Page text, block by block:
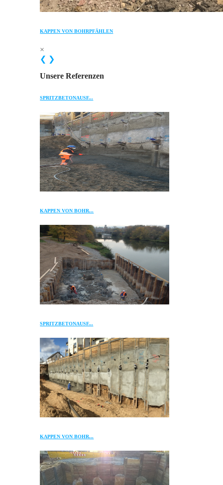
KAPPEN VON BOHRPFÄHLEN
×
❮ ❯
Unsere Referenzen
SPRITZBETONAUSF...
KAPPEN VON BOHR...
SPRITZBETONAUSF...
KAPPEN VON BOHR...